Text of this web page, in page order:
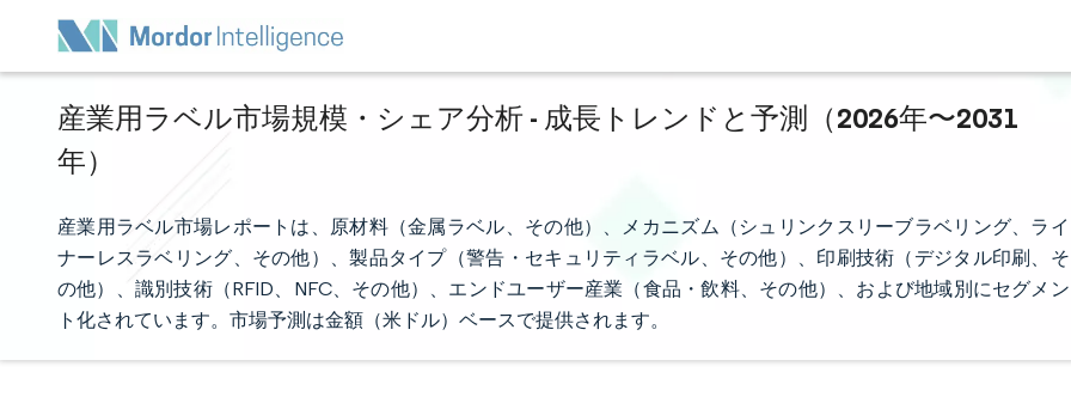
産業用ラベル市場規模・シェア分析 - 成長トレンドと予測（2026年〜2031
年）
産業用ラベル市場レポートは、原材料（金属ラベル、その他）、メカニズム（シュリンクスリーブラベリング、ライ
ナーレスラベリング、その他）、製品タイプ（警告・セキュリティラベル、その他）、印刷技術（デジタル印刷、そ
の他）、識別技術（RFID、NFC、その他）、エンドユーザー産業（食品・飲料、その他）、および地域別にセグメン
ト化されています。市場予測は金額（米ドル）ベースで提供されます。